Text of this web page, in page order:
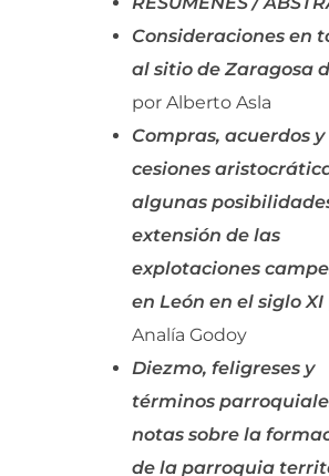
Consideraciones en
al sitio de Zaragosa
por Alberto Asla
Compras, acuerdos y
cesiones
algunas
extensión de las
explotaciones
en León en el siglo XI
Analía Godoy
Diezmo, feligreses y
términos
notas sobre la
de la parroquia